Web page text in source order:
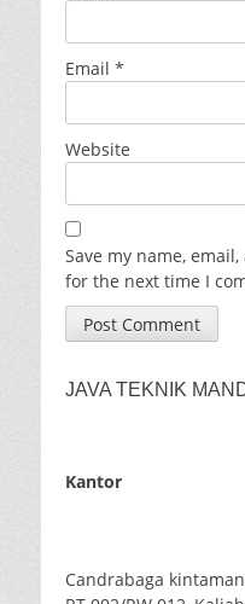
Email *
Website
Save my name,
for the next time I
JAVA TEKNIK
Kantor
Candrabaga